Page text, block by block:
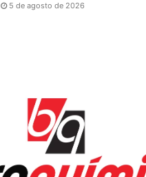
5 de agosto de 2026